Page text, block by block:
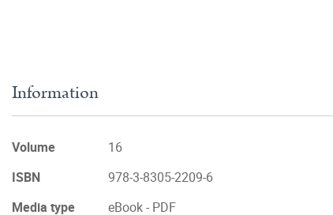
Information
Volume
16
ISBN
978-3-8305-2209-6
Media type
eBook - PDF